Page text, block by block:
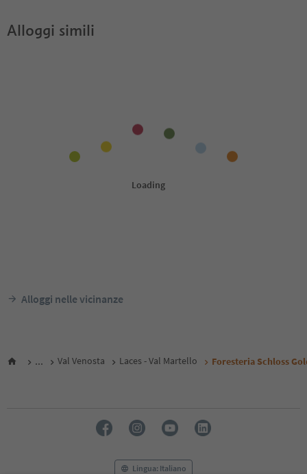
Alloggi simili
Alloggi nelle vicinanze
... Val Venosta Laces - Val Martello Foresteria Schloss
Lingua: Italiano